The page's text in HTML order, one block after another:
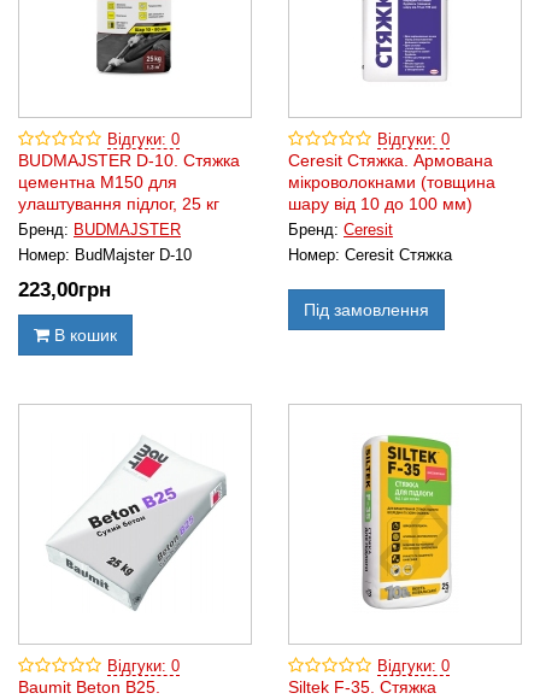
Відгуки: 0
BUDMAJSTER D-10. Стяжка
цементна М150 для
улаштування підлог, 25 кг
Бренд: BUDMAJSTER
Номер: BudMajster D-10
223,00грн
В кошик
Відгуки: 0
Ceresit Стяжка. Армована
мікроволокнами (товщина
шару від 10 до 100 мм)
Бренд: Ceresit
Номер: Ceresit Стяжка
Під замовлення
Відгуки: 0
Baumit Beton B25.
Відгуки: 0
Siltek F-35. Стяжка